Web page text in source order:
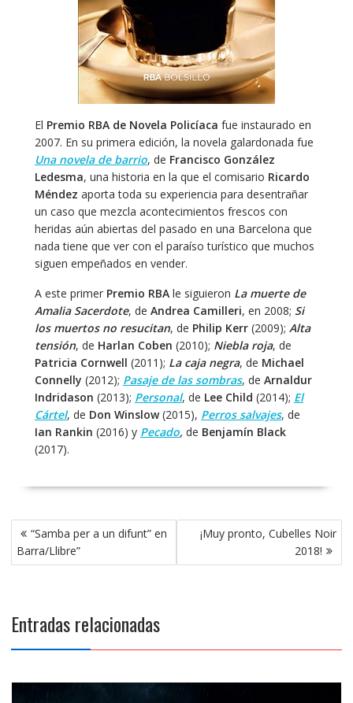
El Premio RBA de Novela Policíaca fue instaurado en
2007. En su primera edición, la novela galardonada fue
Una novela de barrio, de Francisco González
Ledesma, una historia en la que el comisario Ricardo
Méndez aporta toda su experiencia para desentrañar
un caso que mezcla acontecimientos frescos con
heridas aún abiertas del pasado en una Barcelona que
nada tiene que ver con el paraíso turístico que muchos
siguen empeñados en vender.
A este primer Premio RBAle siguieron La muerte de
Amalia Sacerdote, de Andrea Camilleri, en 2008; Si
los muertos no resucitan, de Philip Kerr(2009); Alta
tensión, de Harlan Coben (2010); Niebla roja, de
Patricia Cornwell (2011); La caja negra, de Michael
Connelly (2012); Pasaje de las sombras, de Arnaldur
Indridason (2013); Personal, de Lee Child (2014); El
Cártel, de Don Winslow(2015), Perros salvajes, de
Ian Rankin (2016) y Pecado, de Benjamín Black
(2017).
Navegación
de
entradas
“Samba per a un difunt” en
Barra/Llibre”
¡Muy pronto, Cubelles Noir
2018!
Entradas relacionadas